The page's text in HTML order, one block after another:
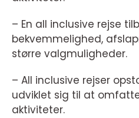
– En all inclusive rejse
bekvemmelighed,
større valgmuligheder.
– All inclusive rejser
udviklet sig til at
aktiviteter.